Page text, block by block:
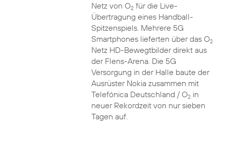
Netz von O2für die Live-
Übertragung eines Handball-
Spitzenspiels. Mehrere 5G
Smartphones lieferten über das O2
Netz HD-Bewegtbilder direkt aus
der Flens-Arena. Die 5G
Versorgung in der Halle baute der
Ausrüster Nokia zusammen mit
Telefónica Deutschland / O2in
neuer Rekordzeit von nur sieben
Tagen auf.